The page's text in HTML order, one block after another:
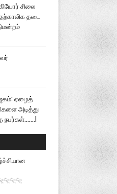
சிலை
தடை
ஏழைத்
அடித்து